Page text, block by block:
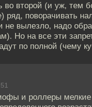
второй (и уж, тем
ряд, поворачивать
не вылезло, надо
Но на все эти
по полной (чему
и роллеры мелкие